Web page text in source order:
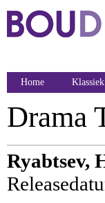
Home Klassiek
Drama
Ryabtsev,